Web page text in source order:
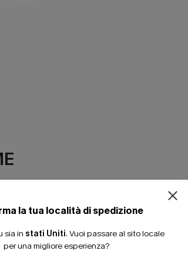
la tua località di spedizione
sia in stati Uniti. Vuoi passare al sito locale
per una migliore esperienza?
20% DI SCONTO SU